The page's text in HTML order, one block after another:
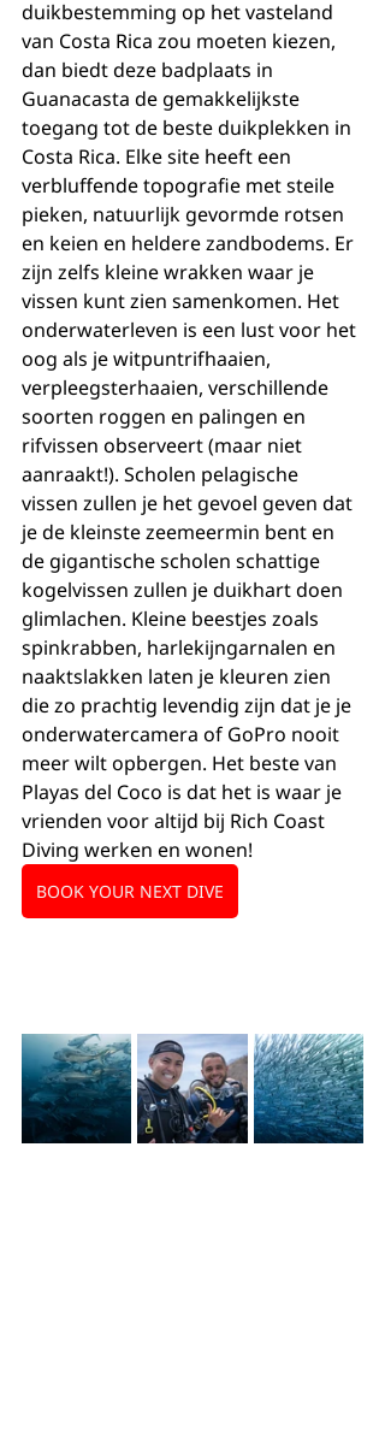
duikbestemming op het vasteland
van Costa Rica zou moeten kiezen,
dan biedt deze badplaats in
Guanacasta de gemakkelijkste
toegang tot de beste duikplekken in
Costa Rica. Elke site heeft een
verbluffende topografie met steile
pieken, natuurlijk gevormde rotsen
en keien en heldere zandbodems. Er
zijn zelfs kleine wrakken waar je
vissen kunt zien samenkomen. Het
onderwaterleven is een lust voor het
oog als je witpuntrifhaaien,
verpleegsterhaaien, verschillende
soorten roggen en palingen en
rifvissen observeert (maar niet
aanraakt!). Scholen pelagische
vissen zullen je het gevoel geven dat
je de kleinste zeemeermin bent en
de gigantische scholen schattige
kogelvissen zullen je duikhart doen
glimlachen. Kleine beestjes zoals
spinkrabben, harlekijngarnalen en
naaktslakken laten je kleuren zien
die zo prachtig levendig zijn dat je je
onderwatercamera of GoPro nooit
meer wilt opbergen. Het beste van
Playas del Coco is dat het is waar je
vrienden voor altijd bij Rich Coast
Diving werken en wonen!
BOOK YOUR NEXT DIVE